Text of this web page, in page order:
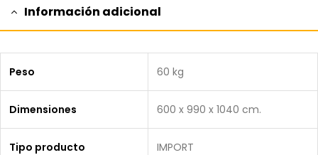
Información adicional
Peso 60 kg
Dimensiones 600 x 990 x 1040 cm.
Tipo producto IMPORT